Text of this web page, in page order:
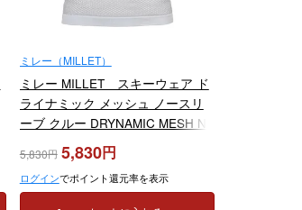
ミレー（MILLET）
ミレー MILLET スキーウェア ド
ライナミック メッシュ ノースリ
ーブ クルー DRYNAMIC MESH NS
CREW MIV01248 2025-2026
5,830 5,830
ログインでポイント還元率を表示